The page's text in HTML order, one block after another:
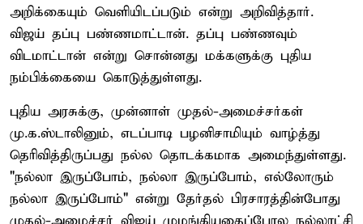
அறிக்கையும் வெளியிடப்படும் என்று அறிவித்தார்.
விஜய் தப்பு பண்ணமாட்டான். தப்பு பண்ணவும்
விடமாட்டான் என்று சொன்னது மக்களுக்கு புதிய
நம்பிக்கையை கொடுத்துள்ளது.
புதிய அரசுக்கு, முன்னாள் முதல்-அமைச்சர்கள்
மு.க.ஸ்டாலினும், எடப்பாடி பழனிசாமியும் வாழ்த்து
தெரிவித்திருப்பது நல்ல தொடக்கமாக அமைந்துள்ளது.
"நல்லா இருப்போம், நல்லா இருப்போம், எல்லோரும்
நல்லா இருப்போம்" என்று தேர்தல் பிரசாரத்தின்போது